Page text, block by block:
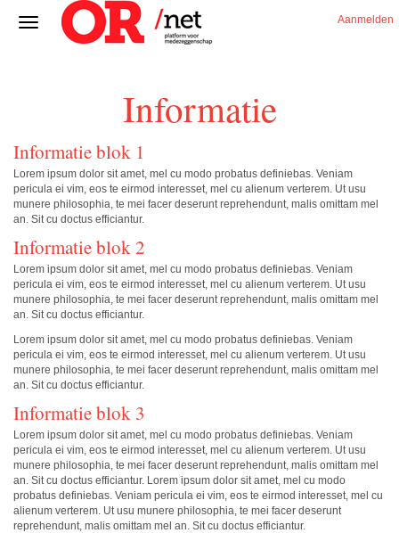
Aanmelden
Informatie
Informatie blok 1
Lorem ipsum dolor sit amet, mel cu modo probatus definiebas. Veniam
pericula ei vim, eos te eirmod interesset, mel cu alienum verterem. Ut usu
munere philosophia, te mei facer deserunt reprehendunt, malis omittam mel
an. Sit cu doctus efficiantur.
Informatie blok 2
Lorem ipsum dolor sit amet, mel cu modo probatus definiebas. Veniam
pericula ei vim, eos te eirmod interesset, mel cu alienum verterem. Ut usu
munere philosophia, te mei facer deserunt reprehendunt, malis omittam mel
an. Sit cu doctus efficiantur.
Lorem ipsum dolor sit amet, mel cu modo probatus definiebas. Veniam
pericula ei vim, eos te eirmod interesset, mel cu alienum verterem. Ut usu
munere philosophia, te mei facer deserunt reprehendunt, malis omittam mel
an. Sit cu doctus efficiantur.
Informatie blok 3
Lorem ipsum dolor sit amet, mel cu modo probatus definiebas. Veniam
pericula ei vim, eos te eirmod interesset, mel cu alienum verterem. Ut usu
munere philosophia, te mei facer deserunt reprehendunt, malis omittam mel
an. Sit cu doctus efficiantur. Lorem ipsum dolor sit amet, mel cu modo
probatus definiebas. Veniam pericula ei vim, eos te eirmod interesset, mel cu
alienum verterem. Ut usu munere philosophia, te mei facer deserunt
reprehendunt, malis omittam mel an. Sit cu doctus efficiantur.